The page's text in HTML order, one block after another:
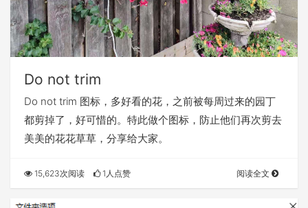
Do not trim
Do not trim 图标，多好看的花，之前被每周过来的园丁
都剪掉了，好可惜的。特此做个图标，防止他们再次剪去
美美的花花草草，分享给大家。
15,623次阅读 1人点赞 阅读全文